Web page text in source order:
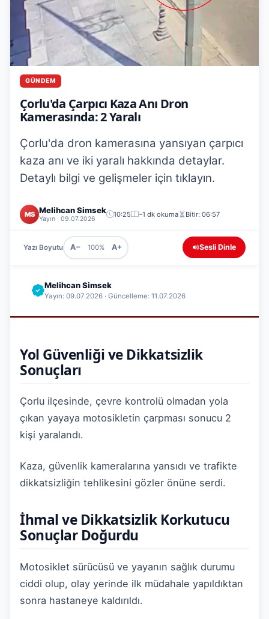
GÜNDEM
Çorlu'da Çarpıcı Kaza Anı Dron
Kamerasında: 2 Yaralı
Çorlu'da dron kamerasına yansıyan çarpıcı
kaza anı ve iki yaralı hakkında detaylar.
Detaylı bilgi ve gelişmeler için tıklayın.
MS Melihcan Simsek
Yayın · 09.07.2026
10:25 ~1 dk okuma Bitir: 06:57
Yazı Boyutu A− 100% A+ Sesli Dinle
Melihcan Simsek
Yayın: 09.07.2026 · Güncelleme: 11.07.2026
Yol Güvenliği ve Dikkatsizlik
Sonuçları
Çorlu ilçesinde, çevre kontrolü olmadan yola
çıkan yayaya motosikletin çarpması sonucu 2
kişi yaralandı.
Kaza, güvenlik kameralarına yansıdı ve trafikte
dikkatsizliğin tehlikesini gözler önüne serdi.
İhmal ve Dikkatsizlik Korkutucu
Sonuçlar Doğurdu
Motosiklet sürücüsü ve yayanın sağlık durumu
ciddi olup, olay yerinde ilk müdahale yapıldıktan
sonra hastaneye kaldırıldı.